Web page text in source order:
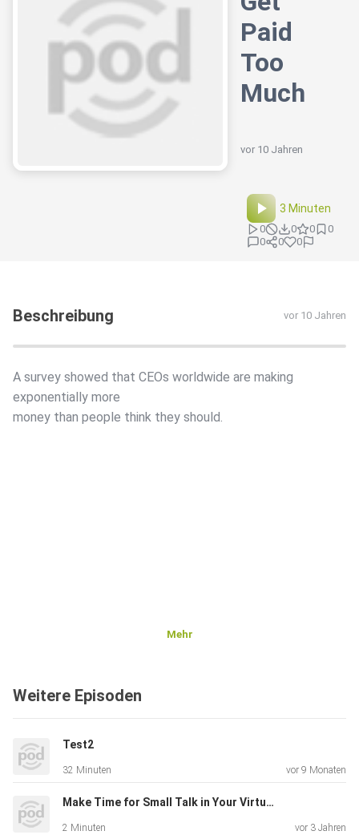
Paid
Too
Much
vor 10 Jahren
3 Minuten
0 0 0
0
0
0 0
Beschreibung vor 10 Jahren
A survey showed that CEOs worldwide are making
exponentially more
money than people think they should.
Mehr
Weitere Episoden
Test2
32 Minuten vor 9 Monaten
Make Time for Small Talk in Your Virtual Meetings
2 Minuten vor 3 Jahren